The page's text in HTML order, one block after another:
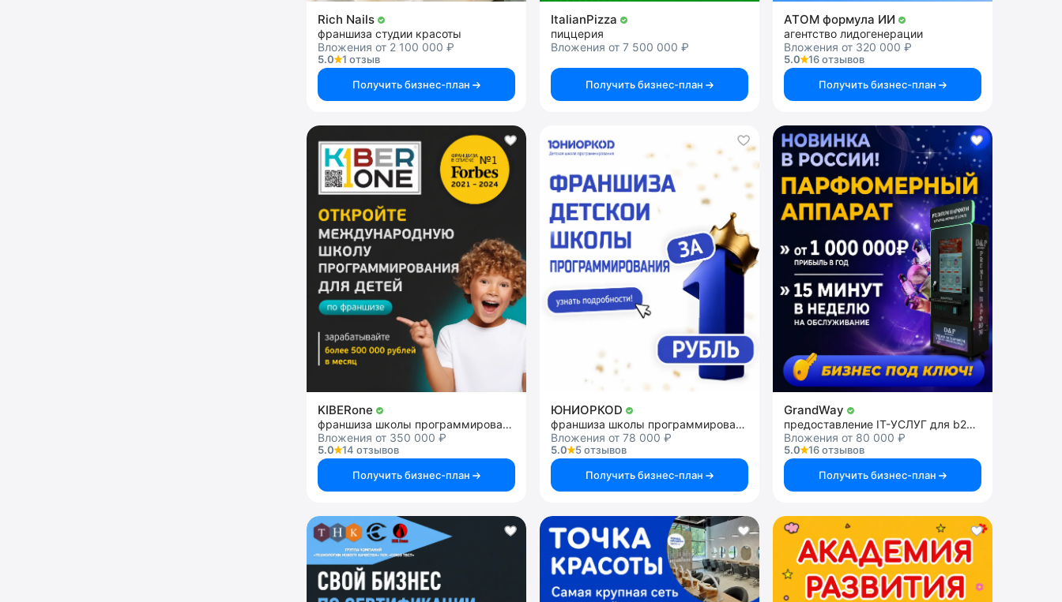
Rich Nails
франшиза студии красоты
Вложения от 2 100 000 ₽
5.0
1 отзыв
Получить бизнес-план
ItalianPizza
пиццерия
Вложения от 7 500 000 ₽
Получить бизнес-план
АТОМ формула ИИ
агентство лидогенерации
Вложения от 320 000 ₽
5.0
16 отзывов
Получить бизнес-план
KIBERone
франшиза школы программирования для детей
Вложения от 350 000 ₽
5.0
14 отзывов
Получить бизнес-план
ЮНИОРКОD
франшиза школы программирования
Вложения от 78 000 ₽
5.0
5 отзывов
Получить бизнес-план
GrandWay
предоставление IT-УСЛУГ для b2c и b2b
Вложения от 80 000 ₽
5.0
16 отзывов
Получить бизнес-план